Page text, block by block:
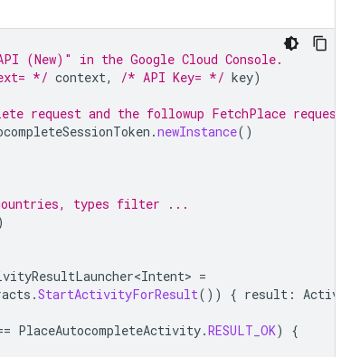
(New)" in the Google Cloud Console.
*/ context, /* API Key= */ key)
request and the followup FetchPlace
.newInstance()
types filter ...
=
.StartActivityForResult()) { result :
PlaceAutocompleteActivity.RESULT_OK)
{